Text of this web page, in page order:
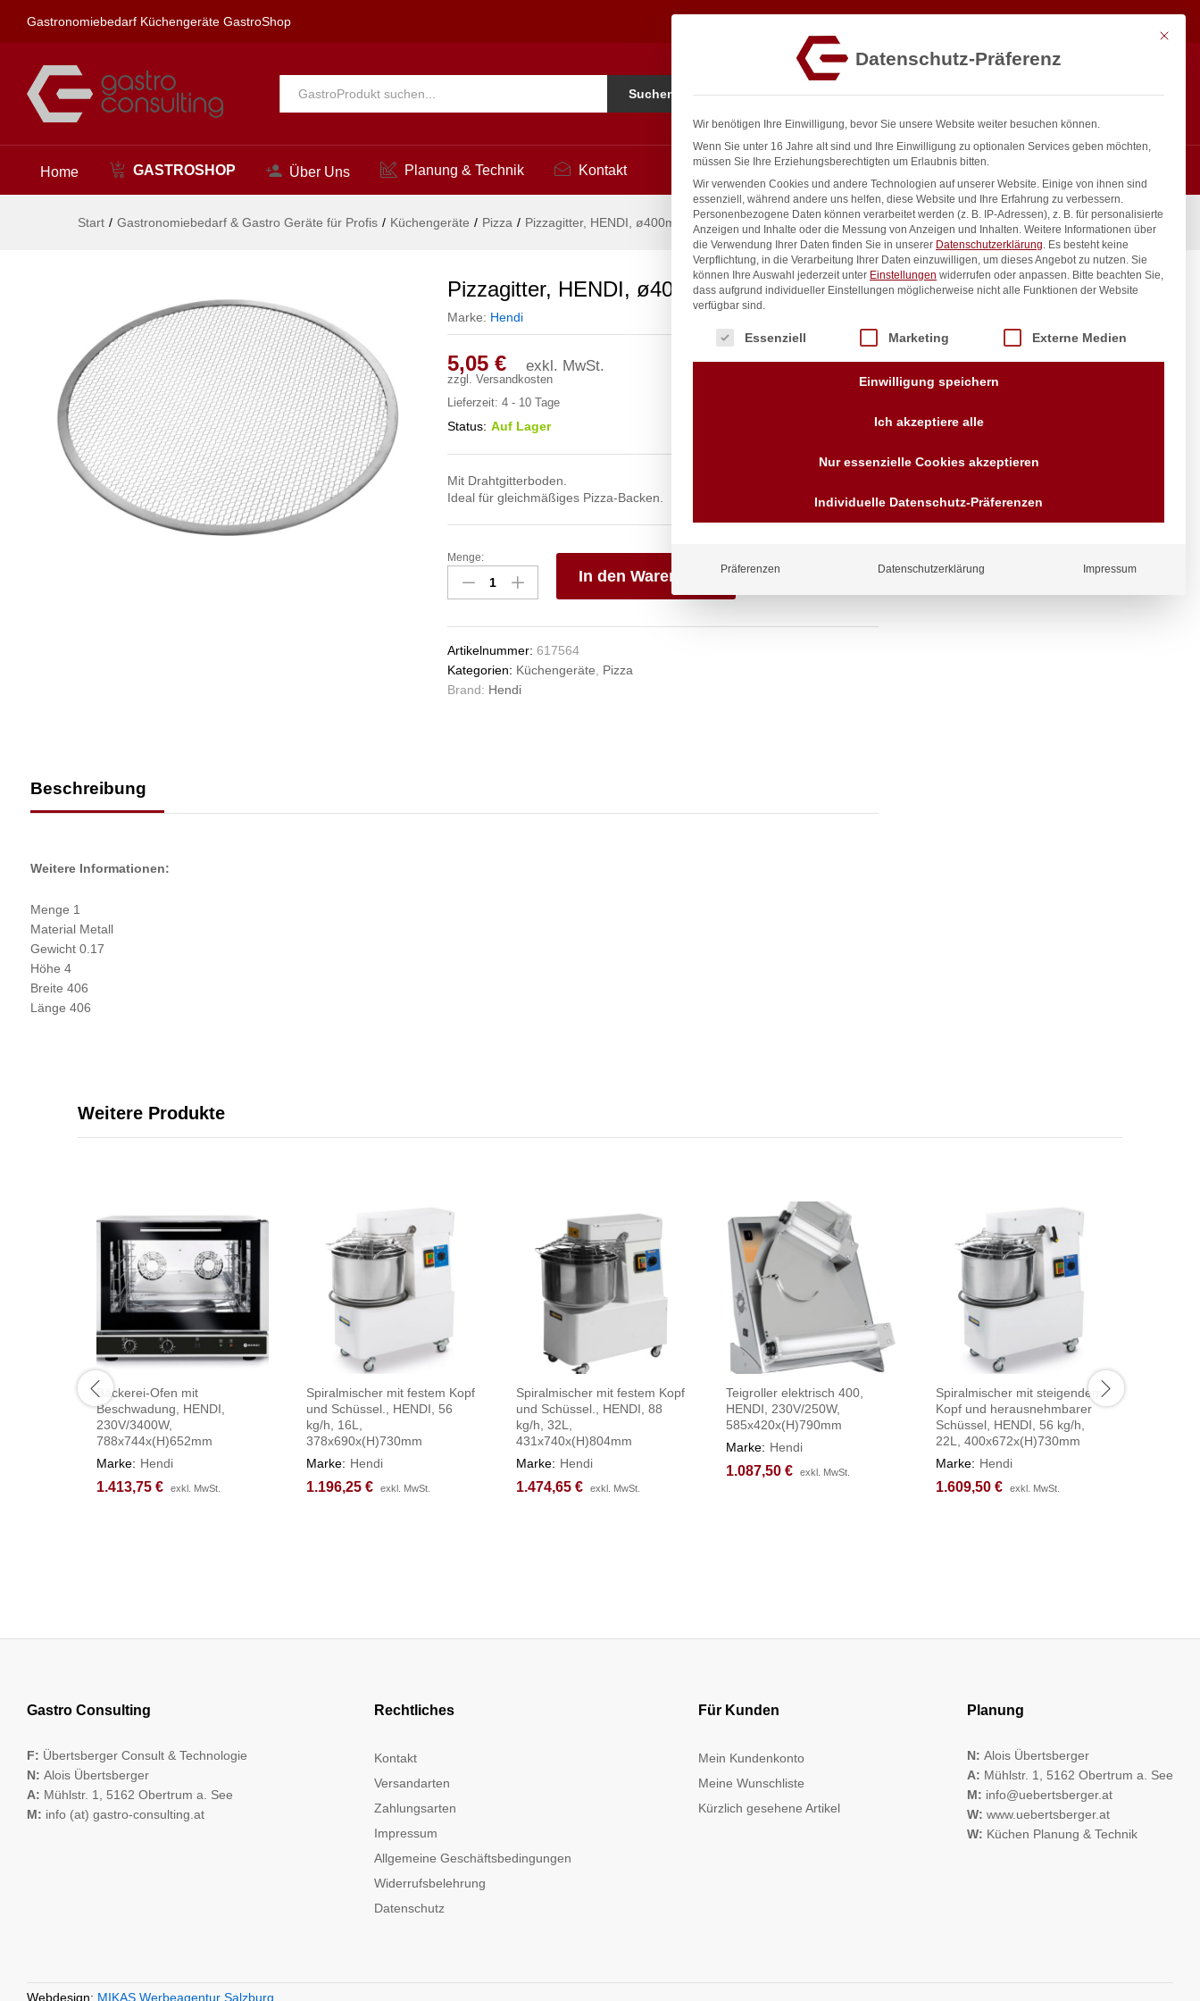
Gastronomiebedarf Küchengeräte GastroShop
Alle Suchen
Home GASTROSHOP Über Uns Planung & Technik Kontakt
Start / Gastronomiebedarf & Gastro Geräte für Profis / Küchengeräte / Pizza / Pizzagitter, HENDI, ø400mm
Pizzagitter, HENDI, ø400mm
Marke: Hendi
5,05 € exkl. MwSt.
zzgl. Versandkosten
Lieferzeit: 4 - 10 Tage
Status: Auf Lager
Mit Drahtgitterboden.
Ideal für gleichmäßiges Pizza-Backen.
Pizzagitter,
HENDI,
ø400mm
Menge:
In den Warenkorb
Artikelnummer: 617564
Kategorien: Küchengeräte, Pizza
Brand: Hendi
Beschreibung
Weitere Informationen:
Menge 1
Material Metall
Gewicht 0.17
Höhe 4
Breite 406
Länge 406
inkl. / exkl. MwSt.
Anfragen
Wir sind seit über 40 Jahren
für Sie da
Vorrauskasse Paypal,
Kreditkarte, Direkt
Weitere Produkte
Bäckerei-Ofen mit
Beschwadung, HENDI,
230V/3400W,
788x744x(H)652mm
Marke: Hendi
1.413,75 € exkl. MwSt.
1.413,75 € exkl. MwSt.
Spiralmischer mit festem Kopf
und Schüssel., HENDI, 56
kg/h, 16L,
378x690x(H)730mm
Marke: Hendi
1.196,25 € exkl. MwSt.
1.196,25 € exkl. MwSt.
Spiralmischer mit festem Kopf
und Schüssel., HENDI, 88
kg/h, 32L,
431x740x(H)804mm
Marke: Hendi
1.474,65 € exkl. MwSt.
1.474,65 € exkl. MwSt.
Teigroller elektrisch 400,
HENDI, 230V/250W,
585x420x(H)790mm
Marke: Hendi
1.087,50 € exkl. MwSt.
1.087,50 € exkl. MwSt.
Spiralmischer mit steigendem
Kopf und herausnehmbarer
Schüssel, HENDI, 56 kg/h,
22L, 400x672x(H)730mm
Marke: Hendi
1.609,50 € exkl. MwSt.
1.609,50 € exkl. MwSt.
Gastro Consulting
F: Übertsberger Consult & Technologie
N: Alois Übertsberger
A: Mühlstr. 1, 5162 Obertrum a. See
M: info (at) gastro-consulting.at
Rechtliches
Kontakt
Versandarten
Zahlungsarten
Impressum
Allgemeine Geschäftsbedingungen
Widerrufsbelehrung
Datenschutz
Für Kunden
Mein Kundenkonto
Meine Wunschliste
Kürzlich gesehene Artikel
Planung
N: Alois Übertsberger
A: Mühlstr. 1, 5162 Obertrum a. See
M: info@uebertsberger.at
W: www.uebertsberger.at
W: Küchen Planung & Technik
Webdesign: MIKAS Werbeagentur Salzburg
Beschreibung
5,05€ exkl. MwSt. In den Warenkorb
Mit
Datenschutz-Präferenz
Wir benötigen Ihre Einwilligung, bevor Sie unsere Website weiter besuchen können.
Wenn Sie unter 16 Jahre alt sind und Ihre Einwilligung zu optionalen Services geben möchten,
müssen Sie Ihre Erziehungsberechtigten um Erlaubnis bitten.
Wir verwenden Cookies und andere Technologien auf unserer Website. Einige von ihnen sind
essenziell, während andere uns helfen, diese Website und Ihre Erfahrung zu verbessern.
Personenbezogene Daten können verarbeitet werden (z. B. IP-Adressen), z. B. für personalisierte
Anzeigen und Inhalte oder die Messung von Anzeigen und Inhalten. Weitere Informationen über
die Verwendung Ihrer Daten finden Sie in unserer Datenschutzerklärung. Es besteht keine
Verpflichtung, in die Verarbeitung Ihrer Daten einzuwilligen, um dieses Angebot zu nutzen. Sie
können Ihre Auswahl jederzeit unter Einstellungen widerrufen oder anpassen. Bitte beachten Sie,
dass aufgrund individueller Einstellungen möglicherweise nicht alle Funktionen der Website
verfügbar sind.
Es folgt eine Liste der Service-Gruppen, für die eine Einwilligung erteilt werden kann.
Essenziell Marketing Externe Medien
Einwilligung speichern
Ich akzeptiere alle
Nur essenzielle Cookies akzeptieren
Individuelle Datenschutz-Präferenzen
Präferenzen Datenschutzerklärung Impressum